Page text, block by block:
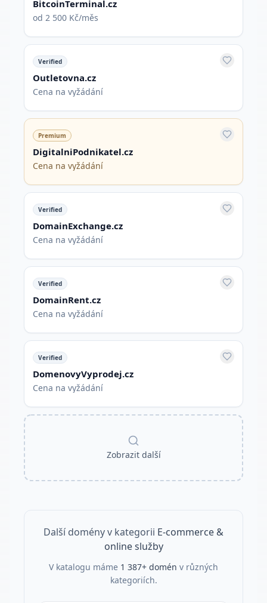
BitcoinTerminal.cz
od 2 500 Kč/měs
Verified
Outletovna.cz
Cena na vyžádání
Premium
DigitalniPodnikatel.cz
Cena na vyžádání
Verified
DomainExchange.cz
Cena na vyžádání
Verified
DomainRent.cz
Cena na vyžádání
Verified
DomenovyVyprodej.cz
Cena na vyžádání
Zobrazit další
Další domény v kategorii E-commerce &
online služby
V katalogu máme 1 387+ domén v různých
kategoriích.